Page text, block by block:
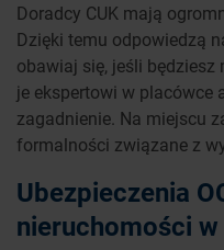
Doradcy CUK mają
Dzięki temu odpowiedzą
obawiaj się, jeśli
je ekspertowi w placówce
zagadnienie. Na miejscu
formalności związane z
Ubezpieczenia
nieruchomości w